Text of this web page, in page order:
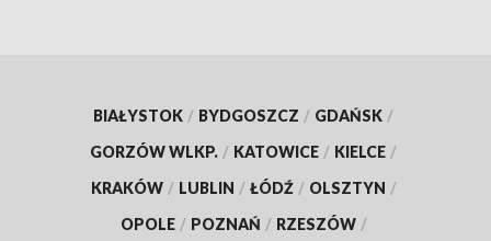
BIAŁYSTOK / BYDGOSZCZ / GDAŃSK /
GORZÓW WLKP. / KATOWICE / KIELCE /
KRAKÓW / LUBLIN / ŁÓDŹ / OLSZTYN /
OPOLE / POZNAŃ / RZESZÓW /